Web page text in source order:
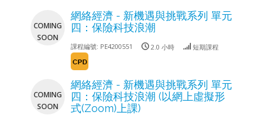
COMING
SOON
網絡經濟 - 新機遇與挑戰系列 單元
四：保險科技浪潮
課程編號: PE4200551 2.0 小時 短期課程
COMING
SOON
網絡經濟 - 新機遇與挑戰系列 單元
四：保險科技浪潮 (以網上虛擬形
式(Zoom)上課)